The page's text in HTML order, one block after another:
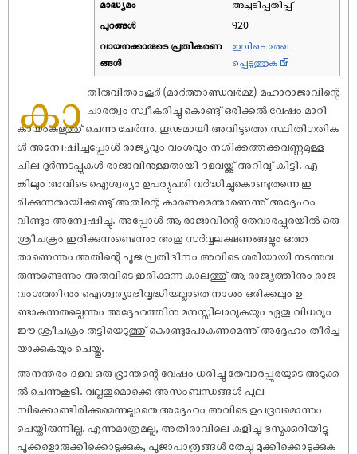
മാദ്ധ്യമം
അച്ചടിപ്പതിപ്പ്
പുറങ്ങള്‍
920
വായനക്കാരുടെ പ്രതികരണ
ങ്ങള്‍
ഇവിടെ രേഖ
പ്പെടുത്തുക
കാ തിരുവിതാംകൂർ (മാർത്താണ്ഡവർമ്മ) മഹാരാജാവിന്റെ
ചാരത്വം സ്വീകരിച്ചു കൊണ്ടു് ഒരിക്കൽ വേ‌ഷം മാറി
കായംകുളത്തു് ചെന്നു ചേർന്നു. ഗൂഢമായി അവിടുത്തെ സ്ഥിതിഗതിക
ൾ അന്വേ‌ഷിച്ചപ്പോൾ രാജ്യവും വംശവും നശിക്കത്തക്കവണ്ണമുള്ള
ചില ദുർന്നടപ്പുകൾ രാജാവിനുള്ളതായി ദളവയ്ക്കു് അറിവു് കിട്ടി. എ
ങ്കിലും അവിടെ ഐശ്വര്യം ഉപര്യുപരി വർദ്ധിച്ചുകൊണ്ടുതന്നെ ഇ
രിക്കുന്നതായിക്കണ്ടു് അതിന്റെ കാരണമെന്താണെന്നു് അദ്ദേഹം
വിണ്ടും അന്വേ‌ഷിച്ചു. അപ്പോൾ ആ രാജാവിന്റെ തേവാരപ്പുരയിൽ ഒരു
ശ്രീചക്രം ഇരിക്കുന്നുണ്ടെന്നും അതു സർവ്വലക്ഷണങ്ങളും ഒത്ത
താണെന്നും അതിന്റെ പൂജ പ്രതിദിനം അവിടെ ശരിയായി നടന്നുവ
രുന്നുണ്ടെന്നും അതവിടെ ഇരിക്കുന്ന കാലത്തു് ആ രാജ്യത്തിനും രാജ
വംശത്തിനും ഐശ്വര്യാഭിവൃദ്ധിയല്ലാതെ നാശം ഒരിക്കലും ഉ
ണ്ടാകുന്നതല്ലെന്നും അദ്ദേഹത്തിനു മനസ്സിലാവുകയും ഏതു വിധവും
ഈ ശ്രീചക്രം തട്ടിയെടുത്തു് കൊണ്ടുപോകണമെന്നു് അദ്ദേഹം തീർച്ച
യാക്കുകയും ചെയ്തൂ.
അനന്തരം ദളവ ഒരു ഭ്രാന്തന്റെ വേ‌ഷം ധരിച്ചു തേവാരപ്പുരയുടെ അടുക്ക
ൽ ചെന്നുകൂടി. വല്ലതുമൊക്കെ അസംബന്ധങ്ങൾ പുല
മ്പിക്കൊണ്ടിരിക്കുമെന്നല്ലാതെ അദ്ദേഹം അവിടെ ഉപദ്രവമൊന്നും
ചെയ്തിരുന്നില്ല. എന്നുമാത്രമല്ല, അതിരാവിലെ കുളിച്ചു ഭസ്മക്കുറിയിട്ടു
പൂക്കളൊരുക്കിക്കൊടുക്കുക, പൂജാപാത്രങ്ങൾ തേച്ചു മുക്കിക്കൊടുക്കുക